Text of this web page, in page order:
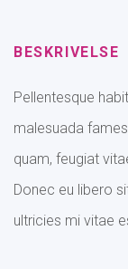
BESKRIVELSE
Pellentesque
malesuada
quam, feugiat
Donec eu libero
ultricies mi vitae